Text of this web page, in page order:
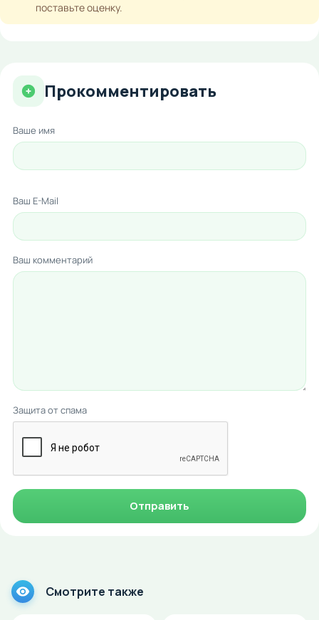
поставьте оценку.
Прокомментировать
Ваше имя
Ваш E-Mail
Ваш комментарий
Защита от спама
Отправить
Смотрите также